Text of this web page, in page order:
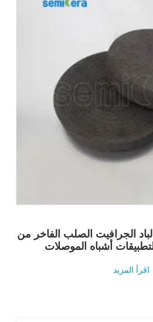
لباد الجرافيت الصلب الفاخر من Semicera - مقاومة
اقرأ المزيد